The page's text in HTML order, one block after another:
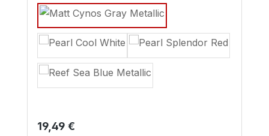
Regulärer Preis:
19,49 €